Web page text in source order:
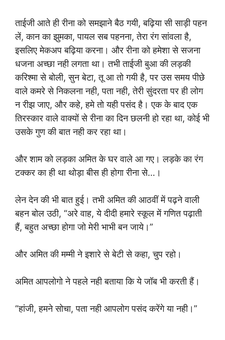
ताईजी आते ही रीना को समझाने बैठ गयी, बढ़िया सी साड़ी पहन
लें, कान का झुमका, पायल सब पहनना, तेरा रंग सांवला है,
इसलिए मेकअप बढ़िया करना। और रीना को हमेशा से सजना
धजना अच्छा नही लगता था। तभी ताईजी बुआ की लड़की
करिश्मा से बोली, सुन बेटा, तू आ तो गयी है, पर उस समय पीछे
वाले कमरे से निकलना नही, पता नही, तेरी सुंदरता पर ही लोग
न रीझ जाए, और कहे, हमे तो यही पसंद है। एक के बाद एक
तिरस्कार वाले वाक्यों से रीना का दिन छलनी हो रहा था, कोई भी
उसके गुण की बात नही कर रहा था।
और शाम को लड़का अमित के घर वाले आ गए। लड़के का रंग
टक्कर का ही था थोड़ा बीस ही होगा रीना से…।
लेन देन की भी बात हुई। तभी अमित की आठवीं में पढ़ने वाली
बहन बोल उठी, “अरे वाह, ये दीदी हमारे स्कूल में गणित पढ़ाती
हैं, बहुत अच्छा होगा जो मेरी भाभी बन जाये।”
और अमित की मम्मी ने इशारे से बेटी से कहा, चुप रहो।
अमित आपलोगो ने पहले नही बताया कि ये जॉब भी करती हैं।
“हांजी, हमने सोचा, पता नही आपलोग पसंद करेंगे या नही।”